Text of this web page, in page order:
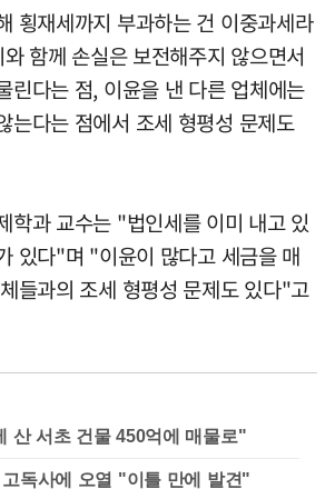
횡재세까지 부과하는 건 이중과세라
함께 손실은 보전해주지 않으면서
린다는 점, 이윤을 낸 다른 업체에는
는다는 점에서 조세 형평성 문제도
학과 교수는 "법인세를 이미 내고 있
있다"며 "이윤이 많다고 세금을 매
들과의 조세 형평성 문제도 있다"고
산 서초 건물 450억에 매물로"
독사에 오열 "이틀 만에 발견"